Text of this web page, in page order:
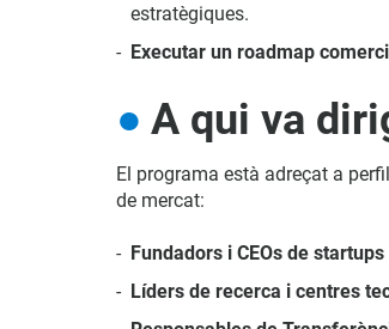
estratègiques.
Executar un roadmap
A qui va
El programa està adreçat a
de mercat:
Fundadors i CEOs de
Líders de recerca i centres